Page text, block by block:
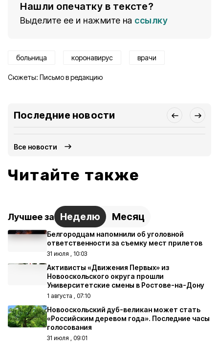
Нашли опечатку в тексте?
Выделите ее и нажмите на ссылку
больница коронавирус врачи
Сюжеты: Письмо в редакцию
Последние новости
Все новости
Читайте также
Лучшее за Неделю Месяц
Белгородцам напомнили об уголовной
ответственности за съемку мест прилетов
31 июля , 10:03
Активисты «Движения Первых» из
Новооскольского округа прошли
Университетские смены в Ростове-на-Дону
1 августа , 07:10
Новооскольский дуб-великан может стать
«Российским деревом года». Последние часы
голосования
31 июля , 09:01